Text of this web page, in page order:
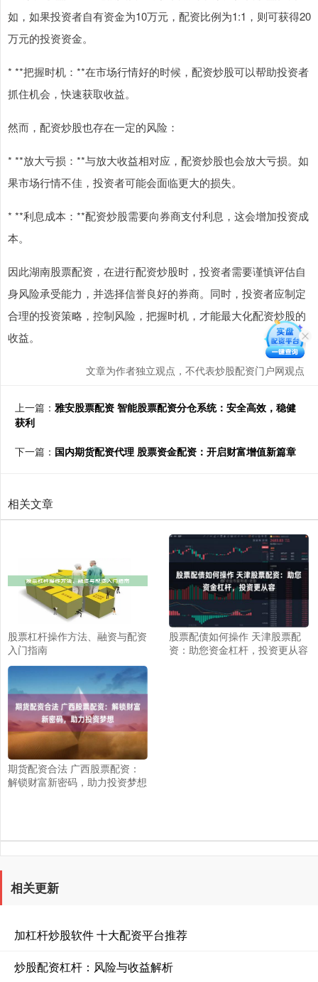
如，如果投资者自有资金为10万元，配资比例为1:1，则可获得20
万元的投资资金。
* **把握时机：**在市场行情好的时候，配资炒股可以帮助投资者
抓住机会，快速获取收益。
然而，配资炒股也存在一定的风险：
* **放大亏损：**与放大收益相对应，配资炒股也会放大亏损。如
果市场行情不佳，投资者可能会面临更大的损失。
* **利息成本：**配资炒股需要向券商支付利息，这会增加投资成
本。
因此湖南股票配资，在进行配资炒股时，投资者需要谨慎评估自
身风险承受能力，并选择信誉良好的券商。同时，投资者应制定
合理的投资策略，控制风险，把握时机，才能最大化配资炒股的
收益。
文章为作者独立观点，不代表炒股配资门户网观点
上一篇： 雅安股票配资 智能股票配资分仓系统：安全高效，稳健
获利
下一篇： 国内期货配资代理 股票资金配资：开启财富增值新篇章
相关文章
股票杠杆操作方法、融资与配资
入门指南
股票配债如何操作 天津股票配
资：助您资金杠杆，投资更从容
期货配资合法 广西股票配资：
解锁财富新密码，助力投资梦想
相关更新
加杠杆炒股软件 十大配资平台推荐
炒股配资杠杆：风险与收益解析